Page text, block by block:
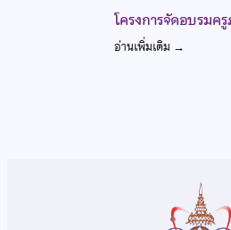
โครงการจัดอบรมค
อ่านเพิ่มเติม →